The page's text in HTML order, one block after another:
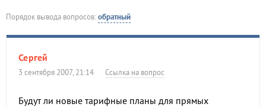
Порядок вывода вопросов:обратный
Сергей
3 сентября 2007, 21:14 Ссылка на вопрос
Будут ли новые тарифные планы для прямых